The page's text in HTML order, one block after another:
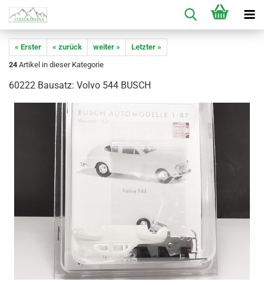
« Erster « zurück weiter »
Letzter »
24 Artikel in dieser Kategorie
60222 Bausatz: Volvo 544 BUSCH